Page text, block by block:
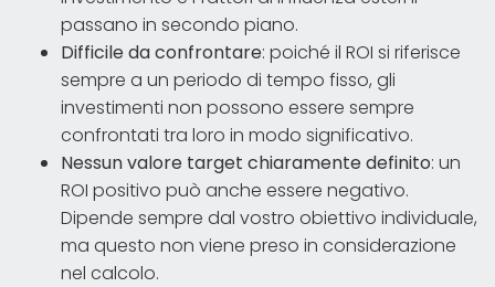
passano in secondo piano.
Difficile da confrontare: poiché il ROI si riferisce
sempre a un periodo di tempo fisso, gli
investimenti non possono essere sempre
confrontati tra loro in modo significativo.
Nessun valore target chiaramente definito: un
ROI positivo può anche essere negativo.
Dipende sempre dal vostro obiettivo individuale,
ma questo non viene preso in considerazione
nel calcolo.